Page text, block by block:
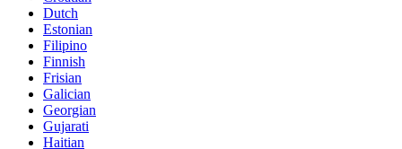
Dutch
Estonian
Filipino
Finnish
Frisian
Galician
Georgian
Gujarati
Haitian